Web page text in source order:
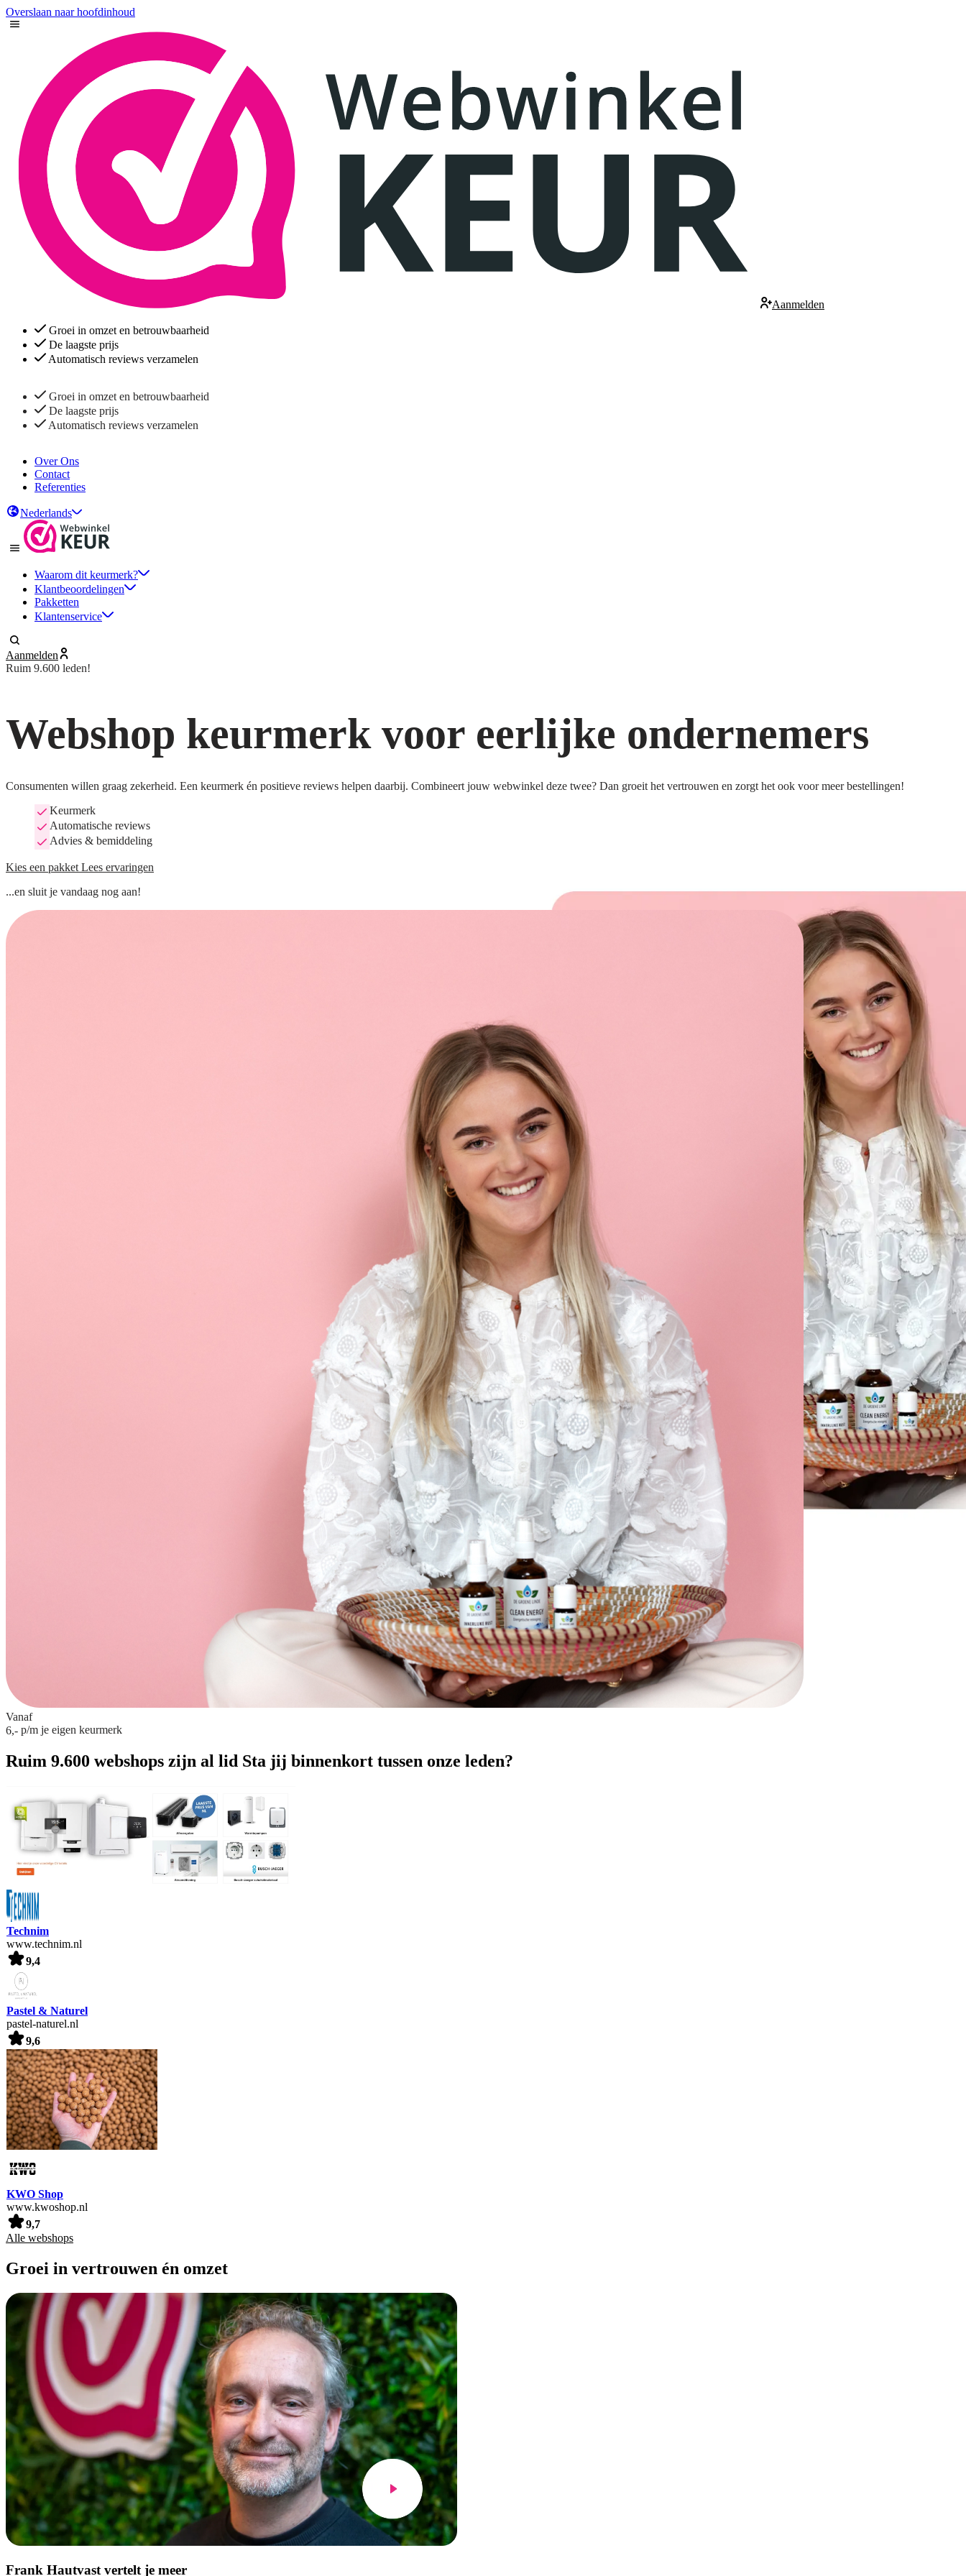
Overslaan naar hoofdinhoud
Aanmelden
Groei in omzet en betrouwbaarheid
De laagste prijs
Automatisch reviews verzamelen
Groei in omzet en betrouwbaarheid
De laagste prijs
Automatisch reviews verzamelen
Over Ons
Contact
Referenties
Nederlands
Waarom dit keurmerk?
Klantbeoordelingen
Pakketten
Klantenservice
Aanmelden
Ruim 9.600 leden!
Webshop keurmerk voor eerlijke ondernemers
Consumenten willen graag zekerheid. Een keurmerk én positieve reviews helpen daarbij. Combineert jouw webwinkel deze twee? Dan groeit het vertrouwen en zorgt het ook voor meer bestellingen!
Keurmerk
Automatische reviews
Advies & bemiddeling
Kies een pakket Lees ervaringen
...en sluit je vandaag nog aan!
Vanaf
6,- p/m je eigen keurmerk
Ruim 9.600 webshops zijn al lid Sta jij binnenkort tussen onze leden?
Technim
www.technim.nl
9,4
Pastel & Naturel
pastel-naturel.nl
9,6
KWO Shop
www.kwoshop.nl
9,7
Alle webshops
Groei in vertrouwen én omzet
Frank Hautvast vertelt je meer